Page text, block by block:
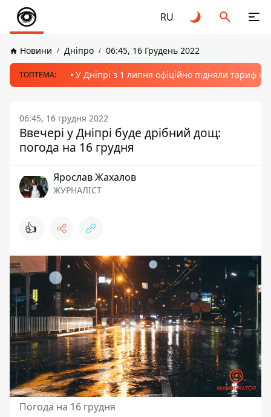
RU
Новини Дніпро 06:45, 16 Грудень 2022
ТОПТЕМА: У Дніпрі з 1 липня офіційно підняли тариф
06:45, 16 грудня 2022
Ввечері у Дніпрі буде дрібний дощ:
погода на 16 грудня
Ярослав Жахалов
ЖУРНАЛІСТ
👍
Погода на 16 грудня